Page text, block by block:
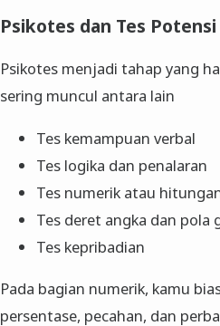
Psikotes dan Tes
Psikotes menjadi tahap yang
sering muncul antara lain
Tes kemampuan verbal
Tes logika dan penalaran
Tes numerik atau
Tes deret angka dan pola
Tes kepribadian
Pada bagian numerik, kamu
persentase, pecahan, dan